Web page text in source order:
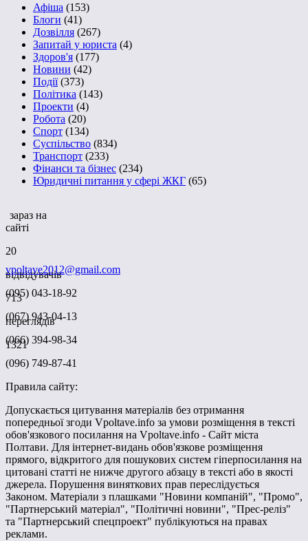
Афіша (153)
Блоги (41)
Дозвілля (267)
Запитай у юриста (4)
Здоров'я (177)
Новини (42)
Події(373)
Політика (143)
Проекти (4)
Робота (20)
Спорт (134)
Суспільство (834)
Транспорт (233)
Фінанси та бізнес (234)
Юридичні питання у сфері ЖКГ (65)
зараз на
сайті
20
відвідувачів
713
переглядів
1321
vpoltave2012@gmail.com
(095) 043-18-92
(067) 943-04-13
(066) 394-98-34
(096) 749-87-41
Правила сайту:
Допускається цитування матеріалів без отримання
попередньої згоди Vpoltave.info за умови розміщення в тексті
обов'язкового посилання на Vpoltave.info - Сайт міста
Полтави. Для інтернет-видань обов'язкове розміщення
прямого, відкритого для пошукових систем гіперпосилання на
цитовані статті не нижче другого абзацу в тексті або в якості
джерела. Порушення виняткових прав переслідується
Законом. Матеріали з плашками "Новини компаній", "Промо",
"Партнерський матеріал", "Політичні новини", "Прес-реліз"
та "Партнерський спецпроект" публікуються на правах
реклами.